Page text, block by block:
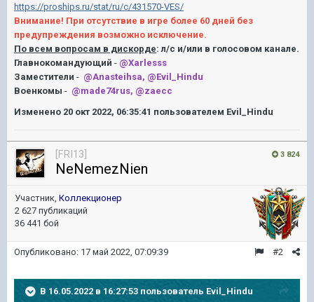
https://proships.ru/stat/ru/c/431570-VES/
Внимание! При отсутствие в игре более 60 дней без
предупреждения возможно исключение.
По всем вопросам в дискорде: л/с и/или в голосовом канале.
Главнокомандующий - @Xarlesss
Заместители - @Anasteihsa, @Evil_Hindu
Военкомы - @made74rus, @zaecc
Изменено 20 окт 2022, 06:35:41 пользователем Evil_Hindu
3 824
[FRI13]
NeNemezNien
Участник, Коллекционер
2 627 публикаций
36 441 бой
#2
Опубликовано: 17 май 2022, 07:09:39
В 16.05.2022 в 16:27:53 пользователь Evil_Hindu